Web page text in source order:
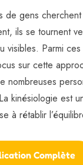
de gens
ils se tournent
visibles. Parmi
sur cette
nombreuses
kinésiologie est
à rétablir
Complète